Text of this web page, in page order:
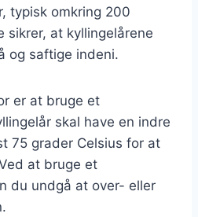
typisk omkring 200
sikrer, at kyllingelårene
og saftige indeni.
er at bruge et
skal have en indre
75 grader Celsius for at
at bruge et
du undgå at over- eller